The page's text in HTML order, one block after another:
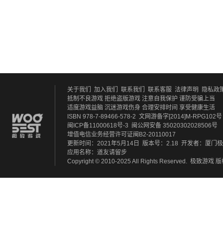
关于我们 加入我们 联系我们 联系客服 法律声明 隐私政
抵制不良游戏 拒绝盗版游戏 注意自我保护 谨防受骗上当
适度游戏益脑 沉迷游戏伤身 合理安排时间 享受健康生活
ISBN 978-7-89466-578-2 文网游备字[2014]M-RPG102号
闽ICP备11000618号-3 闽公网安备 35020302028506号
增值电信业务经营许可证闽B2-20110017
更新时间：2021年5月14日
版本号：2.18 开发者：厦门
应用名称：道友请留步
Copyright © 2010-2025 All Rights Reserved. 极致游戏 版